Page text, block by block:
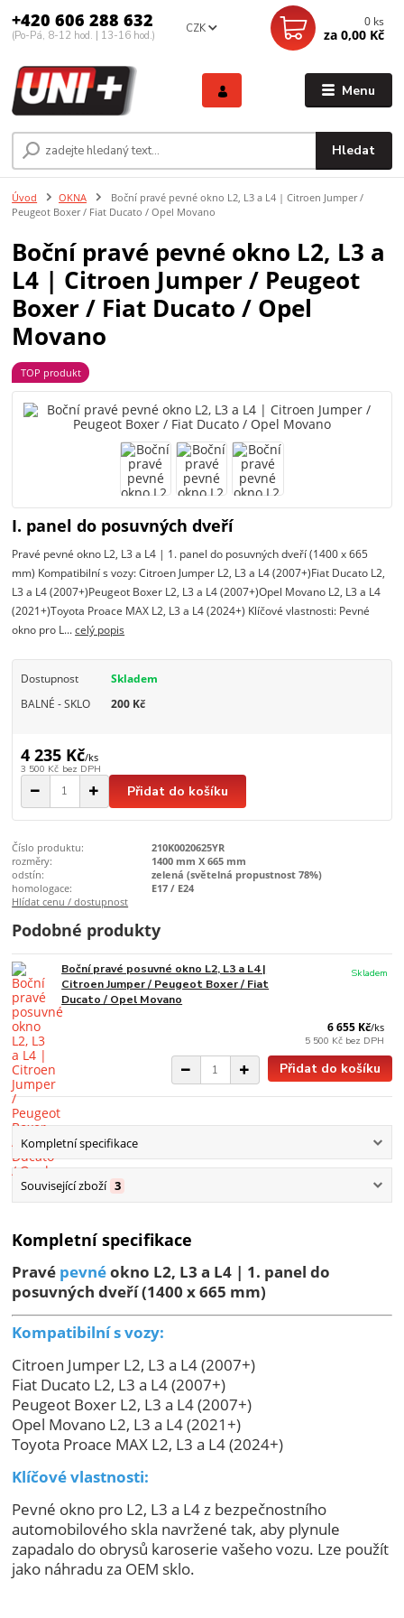
Menu
CZK
Hledat
+420 606 288 632
(Po-Pá, 8-12 hod. | 13-16 hod.)
0 ks
za 0,00 Kč
Úvod OKNA
Boční pravé pevné okno L2, L3 a L4 | Citroen Jumper /
Peugeot Boxer / Fiat Ducato / Opel Movano
Boční pravé pevné okno L2, L3 a
L4 | Citroen Jumper / Peugeot
Boxer / Fiat Ducato / Opel
Movano
TOP produkt
I. panel do posuvných dveří
Pravé pevné okno L2, L3 a L4 | 1. panel do posuvných dveří (1400 x 665
mm) Kompatibilní s vozy: Citroen Jumper L2, L3 a L4 (2007+)Fiat Ducato L2,
L3 a L4 (2007+)Peugeot Boxer L2, L3 a L4 (2007+)Opel Movano L2, L3 a L4
(2021+)Toyota Proace MAX L2, L3 a L4 (2024+) Klíčové vlastnosti: Pevné
okno pro L...celý popis
Dostupnost
Skladem
BALNÉ - SKLO
200 Kč
4 235 Kč/ks
3 500 Kč bez DPH
Přidat do košíku
Číslo produktu:
210K0020625YR
rozměry:
1400 mm X 665 mm
odstín:
zelená (světelná propustnost 78%)
homologace:
E17 / E24
Hlídat cenu / dostupnost
Podobné produkty
Boční pravé posuvné okno L2, L3 a L4 |
Citroen Jumper / Peugeot Boxer / Fiat
Ducato / Opel Movano
6 655 Kč/ks
5 500 Kč bez DPH
Skladem
Přidat do košíku
Kompletní specifikace
Související zboží 3
Kompletní specifikace
Pravé pevnéokno L2, L3 a L4 | 1. panel do
posuvných dveří (1400 x 665 mm)
Kompatibilní s vozy:
Citroen Jumper L2, L3 a L4 (2007+)
Fiat Ducato L2, L3 a L4 (2007+)
Peugeot Boxer L2, L3 a L4 (2007+)
Opel Movano L2, L3 a L4 (2021+)
Toyota Proace MAX L2, L3 a L4 (2024+)
Klíčové vlastnosti:
Pevné okno pro L2, L3 a L4 z bezpečnostního
automobilového skla navržené tak, aby plynule
zapadalo do obrysů karoserie vašeho vozu. Lze použít
jako náhradu za OEM sklo.